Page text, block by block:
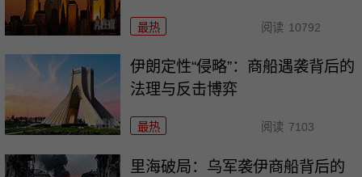
最热 阅读 10792
伊朗定性“侵略”：商船遇袭背后的
法理与反击博弈
最热 阅读 7103
里海破局：乌军袭伊商船背后的